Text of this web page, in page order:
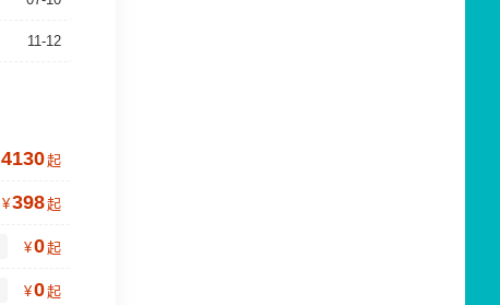
11-12
4130起
¥398起
¥0起
¥0起